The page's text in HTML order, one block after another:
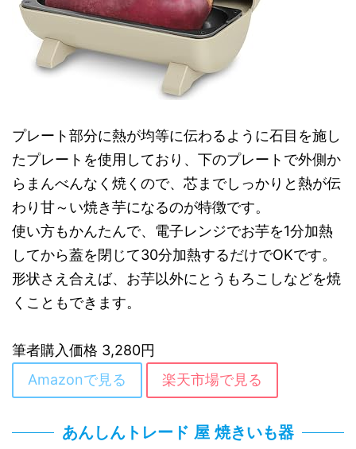
プレート部分に熱が均等に伝わるように石目を施し
たプレートを使用しており、下のプレートで外側か
らまんべんなく焼くので、芯までしっかりと熱が伝
わり甘～い焼き芋になるのが特徴です。
使い方もかんたんで、電子レンジでお芋を1分加熱
してから蓋を閉じて30分加熱するだけでOKです。
形状さえ合えば、お芋以外にとうもろこしなどを焼
くこともできます。
筆者購入価格 3,280円
Amazonで見る
楽天市場で見る
あんしんトレード 屋 焼きいも器